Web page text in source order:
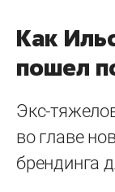
Как
пошел
Экс-
во главе
брендинга